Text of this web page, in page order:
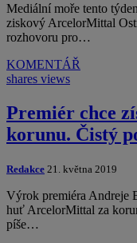
Mediální moře tento
ziskový ArcelorMittal
rozhovoru pro…
KOMENTÁŘ
shares views
Premiér chce
korunu. Čistý
Redakce 21. května 2019
Výrok premiéra Andreje
huť ArcelorMittal za
píše…